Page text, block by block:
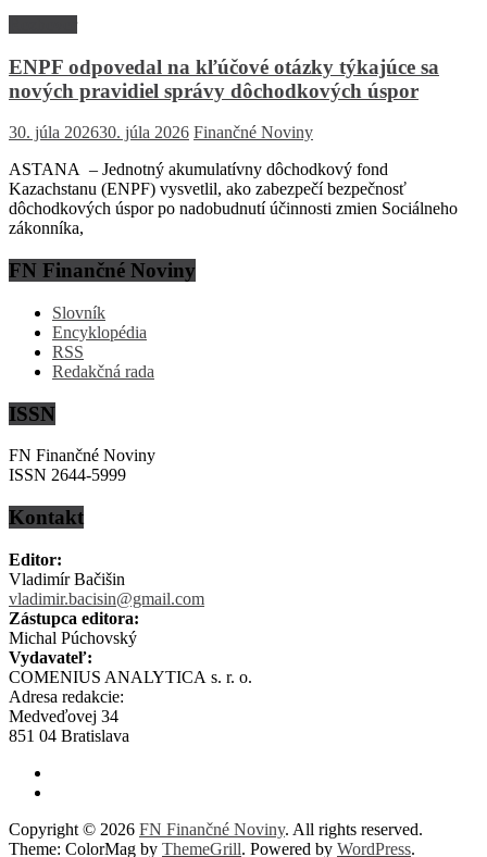
ENPF odpovedal na kľúčové otázky týkajúce sa
nových pravidiel správy dôchodkových úspor
30. júla 202630. júla 2026 Finančné Noviny
ASTANA – Jednotný akumulatívny dôchodkový fond
Kazachstanu (ENPF) vysvetlil, ako zabezpečí bezpečnosť
dôchodkových úspor po nadobudnutí účinnosti zmien Sociálneho
zákonníka,
FN Finančné Noviny
Slovník
Encyklopédia
RSS
Redakčná rada
ISSN
FN Finančné Noviny
ISSN 2644-5999
Kontakt
Editor:
Vladimír Bačišin
vladimir.bacisin@gmail.com
Zástupca editora:
Michal Púchovský
Vydavateľ:
COMENIUS ANALYTICA s. r. o.
Adresa redakcie:
Medveďovej 34
851 04 Bratislava
Copyright © 2026 FN Finančné Noviny. All rights reserved.
Theme: ColorMag by ThemeGrill. Powered by WordPress.